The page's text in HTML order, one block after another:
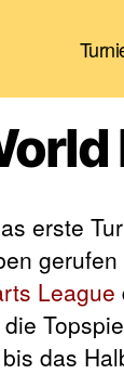
erste
League
das